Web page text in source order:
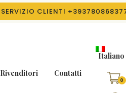
SERVIZIO CLIENTI
Rivenditori Contatti
Italiano
0